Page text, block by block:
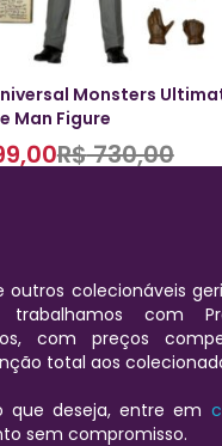
Monsters
Man Figure
R$730,00
colecionáveis
trabalhamos com
com preços
total aos
que deseja, entre em
sem compromisso.